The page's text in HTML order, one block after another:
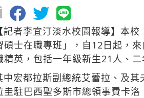
【記者李宜汀淡水校園報導】本
碩士在職專班」，自12日起，
精英，包括一年級新生21人、
中宏都拉斯副總統艾蕾拉、及
圭駐巴西聖多斯市總領事費卡